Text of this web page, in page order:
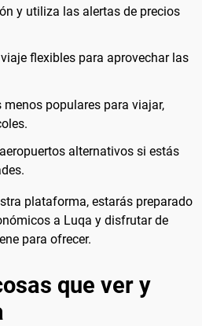
y utiliza las alertas de precios
flexibles para aprovechar las
menos populares para viajar,
alternativos si estás
plataforma, estarás preparado
a Luqa y disfrutar de
para ofrecer.
que ver y